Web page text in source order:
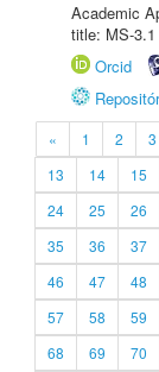
Academic
title: MS-3.1
Orcid
« 1 2 3
13
14 15
24
25 26
35
36 37
46
47 48
57
58 59
68
69 70